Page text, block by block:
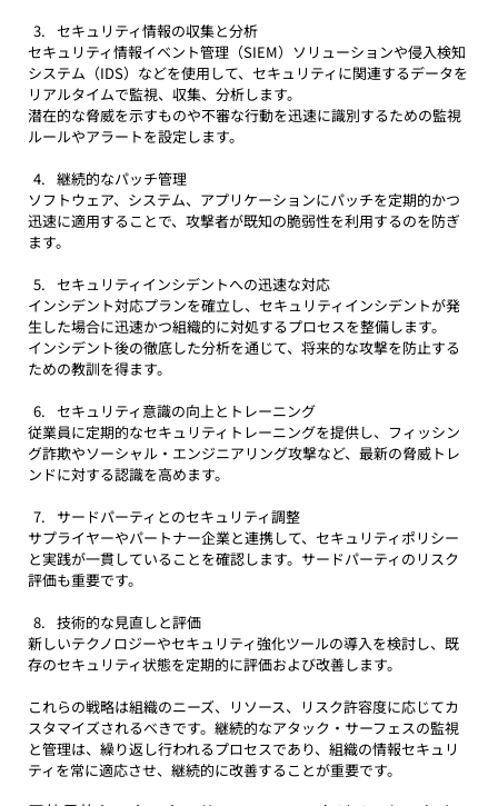
セキュリティ情報の収集と分析
セキュリティ情報イベント管理（SIEM）ソリューションや侵入検知
システム（IDS）などを使用して、セキュリティに関連するデータを
リアルタイムで監視、収集、分析します。
潜在的な脅威を示すものや不審な行動を迅速に識別するための監視
ルールやアラートを設定します。
継続的なパッチ管理
ソフトウェア、システム、アプリケーションにパッチを定期的かつ
迅速に適用することで、攻撃者が既知の脆弱性を利用するのを防ぎ
ます。
セキュリティインシデントへの迅速な対応
インシデント対応プランを確立し、セキュリティインシデントが発
生した場合に迅速かつ組織的に対処するプロセスを整備します。
インシデント後の徹底した分析を通じて、将来的な攻撃を防止する
ための教訓を得ます。
セキュリティ意識の向上とトレーニング
従業員に定期的なセキュリティトレーニングを提供し、フィッシン
グ詐欺やソーシャル・エンジニアリング攻撃など、最新の脅威トレ
ンドに対する認識を高めます。
サードパーティとのセキュリティ調整
サプライヤーやパートナー企業と連携して、セキュリティポリシー
と実践が一貫していることを確認します。サードパーティのリスク
評価も重要です。
技術的な見直しと評価
新しいテクノロジーやセキュリティ強化ツールの導入を検討し、既
存のセキュリティ状態を定期的に評価および改善します。
これらの戦略は組織のニーズ、リソース、リスク許容度に応じてカ
スタマイズされるべきです。継続的なアタック・サーフェスの監視
と管理は、繰り返し行われるプロセスであり、組織の情報セキュリ
ティを常に適応させ、継続的に改善することが重要です。